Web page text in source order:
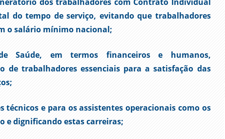
dos trabalhadores com Contrato Individual
do tempo de serviço, evitando que trabalhadores
o salário mínimo nacional;
Saúde, em termos financeiros e humanos,
de trabalhadores essenciais para a satisfação das
técnicos e para os assistentes operacionais como os
e dignificando estas carreiras;